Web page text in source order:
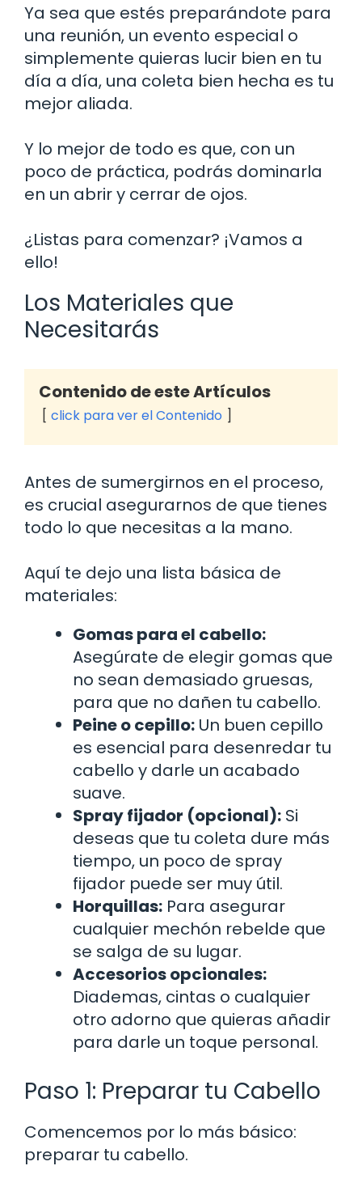
Ya sea que estés preparándote para
una reunión, un evento especial o
simplemente quieras lucir bien en tu
día a día, una coleta bien hecha es tu
mejor aliada.
Y lo mejor de todo es que, con un
poco de práctica, podrás dominarla
en un abrir y cerrar de ojos.
¿Listas para comenzar? ¡Vamos a
ello!
Los Materiales que
Necesitarás
Contenido de este Artículos
click para ver el Contenido
Antes de sumergirnos en el proceso,
es crucial asegurarnos de que tienes
todo lo que necesitas a la mano.
Aquí te dejo una lista básica de
materiales:
Gomas para el cabello:
Asegúrate de elegir gomas que
no sean demasiado gruesas,
para que no dañen tu cabello.
Peine o cepillo: Un buen cepillo
es esencial para desenredar tu
cabello y darle un acabado
suave.
Spray fijador (opcional): Si
deseas que tu coleta dure más
tiempo, un poco de spray
fijador puede ser muy útil.
Horquillas: Para asegurar
cualquier mechón rebelde que
se salga de su lugar.
Accesorios opcionales:
Diademas, cintas o cualquier
otro adorno que quieras añadir
para darle un toque personal.
Paso 1: Preparar tu Cabello
Comencemos por lo más básico:
preparar tu cabello.